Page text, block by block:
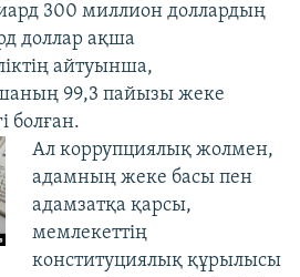
300 миллион доллардың
доллар ақша
айтуынша,
99,3 пайызы жеке
болған.
Ал коррупциялық жолмен,
адамның жеке басы пен
адамзатқа қарсы,
мемлекеттің
конституциялық құрылысы